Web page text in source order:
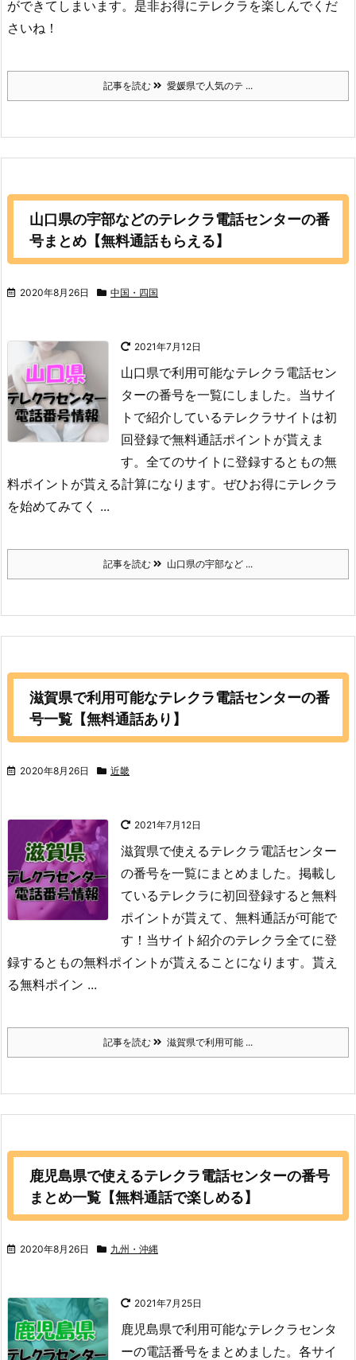
ができてしまいます。是非お得にテレクラを楽しんでくだ
さいね！
記事を読む 愛媛県で人気のテ ...
山口県の宇部などのテレクラ電話センターの番
号まとめ【無料通話もらえる】
2020年8月26日 中国・四国
2021年7月12日
山口県で利用可能なテレクラ電話セン
ターの番号を一覧にしました。当サイ
トで紹介しているテレクラサイトは初
回登録で無料通話ポイントが貰えま
す。全てのサイトに登録するともの無
料ポイントが貰える計算になります。ぜひお得にテレクラ
を始めてみてく ...
記事を読む 山口県の宇部など ...
滋賀県で利用可能なテレクラ電話センターの番
号一覧【無料通話あり】
2020年8月26日 近畿
2021年7月12日
滋賀県で使えるテレクラ電話センター
の番号を一覧にまとめました。掲載し
ているテレクラに初回登録すると無料
ポイントが貰えて、無料通話が可能で
す！当サイト紹介のテレクラ全てに登
録するともの無料ポイントが貰えることになります。貰え
る無料ポイン ...
記事を読む 滋賀県で利用可能 ...
鹿児島県で使えるテレクラ電話センターの番号
まとめ一覧【無料通話で楽しめる】
2020年8月26日 九州・沖縄
2021年7月25日
鹿児島県で利用可能なテレクラセンタ
ーの電話番号をまとめました。各サイ